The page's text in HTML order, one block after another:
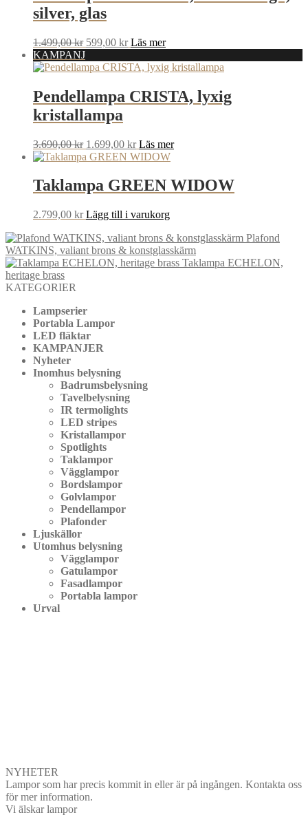
silver, glas
1.499,00kr Det
priset
1.499,00 kr.
599,00 krDet
priset
599,00 kr.
Läs mer
KAMPANJ
Pendellampa CRISTA, lyxig
kristallampa
3.690,00kr Det
ursprungliga
var:
3.690,00 kr.
1.699,00 krDet
nuvarande
är:
1.699,00 kr.
Läs mer
Taklampa GREEN WIDOW
2.799,00 kr Lägg till i varukorg
Plafond
WATKINS, valiant brons & konstglasskärm
Taklampa ECHELON,
heritage brass
KATEGORIER
Lampserier
Portabla Lampor
LED fläktar
KAMPANJER
Nyheter
Inomhus belysning
Badrumsbelysning
Tavelbelysning
IR termolights
LED stripes
Kristallampor
Spotlights
Taklampor
Vägglampor
Bordslampor
Golvlampor
Pendellampor
Plafonder
Ljuskällor
Utomhus belysning
Vägglampor
Gatulampor
Fasadlampor
Portabla lampor
Urval
NYHETER
Lampor som har precis kommit in eller är på ingången. Kontakta oss
för mer information.
Vi älskar lampor